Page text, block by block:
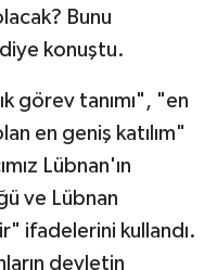
Bunu
konuştu.
görev tanımı", "en
en geniş katılım"
Lübnan'ın
ve Lübnan
ifadelerini kullandı.
devletin